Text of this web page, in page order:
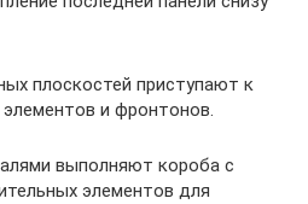
плоскостей приступают к
и фронтонов.
выполняют короба с
элементов для